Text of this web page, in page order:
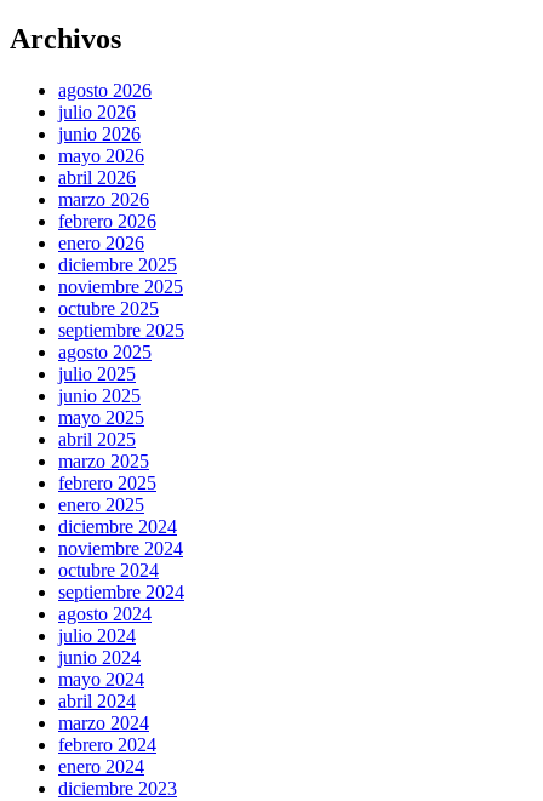
Archivos
agosto 2026
julio 2026
junio 2026
mayo 2026
abril 2026
marzo 2026
febrero 2026
enero 2026
diciembre 2025
noviembre 2025
octubre 2025
septiembre 2025
agosto 2025
julio 2025
junio 2025
mayo 2025
abril 2025
marzo 2025
febrero 2025
enero 2025
diciembre 2024
noviembre 2024
octubre 2024
septiembre 2024
agosto 2024
julio 2024
junio 2024
mayo 2024
abril 2024
marzo 2024
febrero 2024
enero 2024
diciembre 2023